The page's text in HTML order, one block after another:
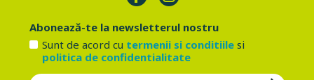
Abonează-te la newsletterul nostru
Sunt de acord cu termenii si conditiilesi
politica de confidentialitate